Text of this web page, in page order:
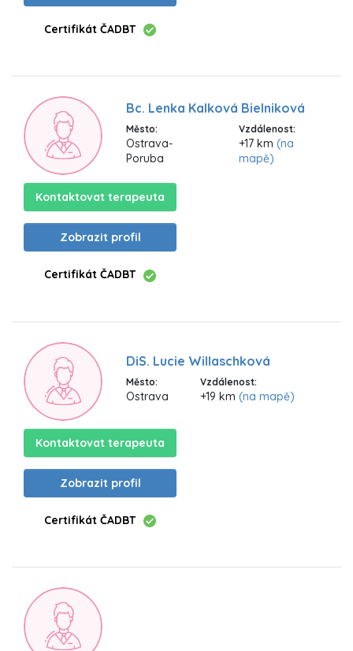
Certifikát ČADBT
Bc. Lenka Kalková Bielniková
Město:
Ostrava-
Poruba
Vzdálenost:
+17 km(na
mapě)
Kontaktovat terapeuta
Zobrazit profil
Certifikát ČADBT
DiS. Lucie Willaschková
Město:
Ostrava
Vzdálenost:
+19 km (na mapě)
Kontaktovat terapeuta
Zobrazit profil
Certifikát ČADBT